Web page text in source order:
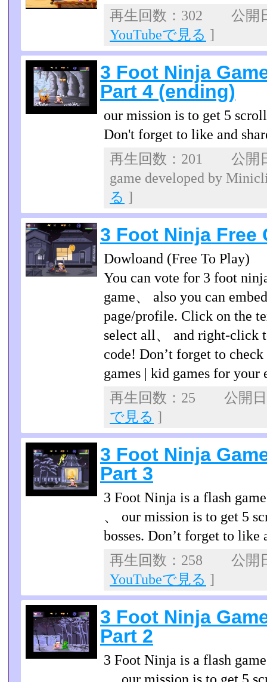
再生回数：302 公開
YouTubeで見る ]
3 Foot Ninja
Part 4 (ending)
our mission is to get 5
Don't forget to like and
再生回数：201 公開日
game developed by
る ]
3 Foot Ninja Free
Dowloand (Free To Play)
You can vote for 3 foot
game、 also you can
page/profile. Click on the
select all、 and right-click
code! Don’t forget to
games | kid games for your
再生回数：25 公開
で見る ]
3 Foot Ninja
Part 3
3 Foot Ninja is a flash
、 our mission is to get 5
bosses. Don’t forget to like
再生回数：258 公開
YouTubeで見る ]
3 Foot Ninja
Part 2
3 Foot Ninja is a flash